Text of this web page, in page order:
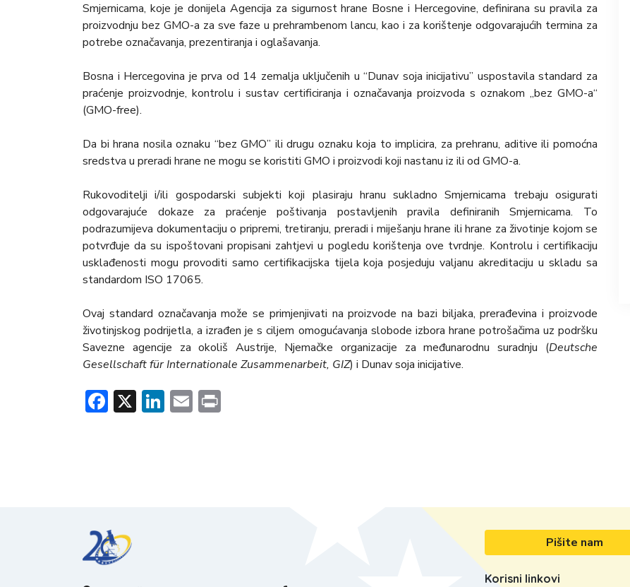
Smjernicama, koje je donijela Agencija za sigurnost hrane Bosne i Hercegovine, definirana su pravila za
proizvodnju bez GMO-a za sve faze u prehrambenom lancu, kao i za korištenje odgovarajućih termina za
potrebe označavanja, prezentiranja i oglašavanja.
Bosna i Hercegovina je prva od 14 zemalja uključenih u “Dunav soja inicijativu” uspostavila standard za
praćenje proizvodnje, kontrolu i sustav certificiranja i označavanja proizvoda s oznakom „bez GMO-a“
(GMO-free).
Da bi hrana nosila oznaku “bez GMO” ili drugu oznaku koja to implicira, za prehranu, aditive ili pomoćna
sredstva u preradi hrane ne mogu se koristiti GMO i proizvodi koji nastanu iz ili od GMO-a.
Rukovoditelji i/ili gospodarski subjekti koji plasiraju hranu sukladno Smjernicama trebaju osigurati
odgovarajuće dokaze za praćenje poštivanja postavljenih pravila definiranih Smjernicama. To
podrazumijeva dokumentaciju o pripremi, tretiranju, preradi i miješanju hrane ili hrane za životinje kojom se
potvrđuje da su ispoštovani propisani zahtjevi u pogledu korištenja ove tvrdnje. Kontrolu i certifikaciju
usklađenosti mogu provoditi samo certifikacijska tijela koja posjeduju valjanu akreditaciju u skladu sa
standardom ISO 17065.
Ovaj standard označavanja može se primjenjivati na proizvode na bazi biljaka, prerađevina i proizvode
životinjskog podrijetla, a izrađen je s ciljem omogućavanja slobode izbora hrane potrošačima uz podršku
Savezne agencije za okoliš Austrije, Njemačke organizacije za međunarodnu suradnju (Deutsche
Gesellschaft für Internationale Zusammenarbeit, GIZ) i Dunav soja inicijative.
Facebook
X LinkedIn
Email
Pišite nam
Korisni linkovi